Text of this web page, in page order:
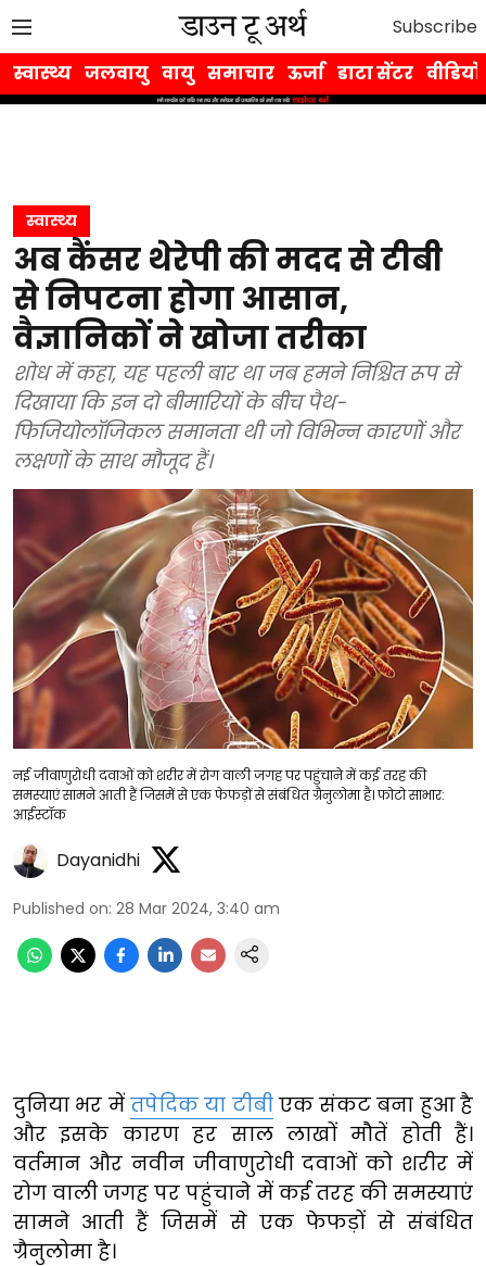
Subscribe
स्वास्थ्य जलवायु वायु समाचार ऊर्जा डाटा सेंटर वीडियो
स्वास्थ्य
अब कैंसर थेरेपी की मदद से टीबी
से निपटना होगा आसान,
वैज्ञानिकों ने खोजा तरीका
शोध में कहा, यह पहली बार था जब हमने निश्चित रूप से
दिखाया कि इन दो बीमारियों के बीच पैथ-
फिजियोलॉजिकल समानता थी जो विभिन्न कारणों और
लक्षणों के साथ मौजूद हैं।
नई जीवाणुरोधी दवाओं को शरीर में रोग वाली जगह पर पहुंचाने में कई तरह की
समस्याएं सामने आती हैं जिसमें से एक फेफड़ों से संबंधित ग्रैनुलोमा है। फोटो साभार:
आईस्टॉक
Dayanidhi
Published on: 28 Mar 2024, 3:40 am
दुनिया भर में तपेदिक या टीबीएक संकट बना हुआ है
और इसके कारण हर साल लाखों मौतें होती हैं।
वर्तमान और नवीन जीवाणुरोधी दवाओं को शरीर में
रोग वाली जगह पर पहुंचाने में कई तरह की समस्याएं
सामने आती हैं जिसमें से एक फेफड़ों से संबंधित
ग्रैनुलोमा है।